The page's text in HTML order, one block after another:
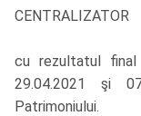
CENTRALIZATOR
cu rezultatul
29.04.2021 şi
Patrimoniului.